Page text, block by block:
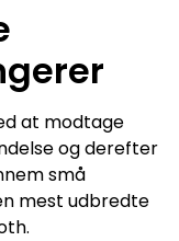
at modtage
og derefter
små
mest udbredte